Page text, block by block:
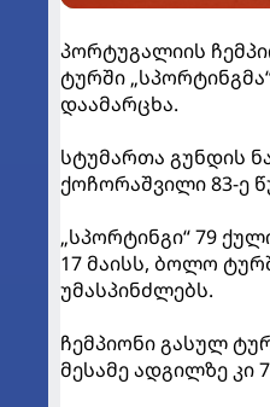
პორტუგალიის
ტურში
დაამარცხა.
სტუმართა გუნდის
ქოჩორაშვილი 83-ე
„სპორტინგი“ 79
17 მაისს, ბოლო
უმასპინძლებს.
ჩემპიონი გასულ
მესამე ადგილზე კი